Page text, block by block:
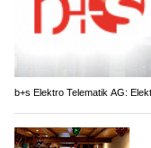
b+s Elektro Telematik AG: